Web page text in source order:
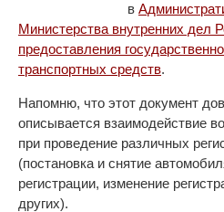
в
Министерства внутренних дел
предоставления
транспортных средств.
Напомню, что этот документ
описывается взаимодействие
при проведение различных
(постановка и снятие
регистрации, изменение
других).